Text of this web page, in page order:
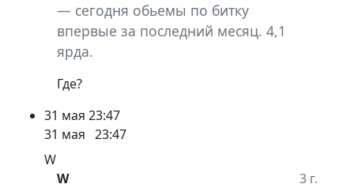
сегодня обьемы по битку
впервые за последний месяц. 4,1
ярда.
Где?
31 мая 23:47
31 мая 23:47
W
W
3 г.